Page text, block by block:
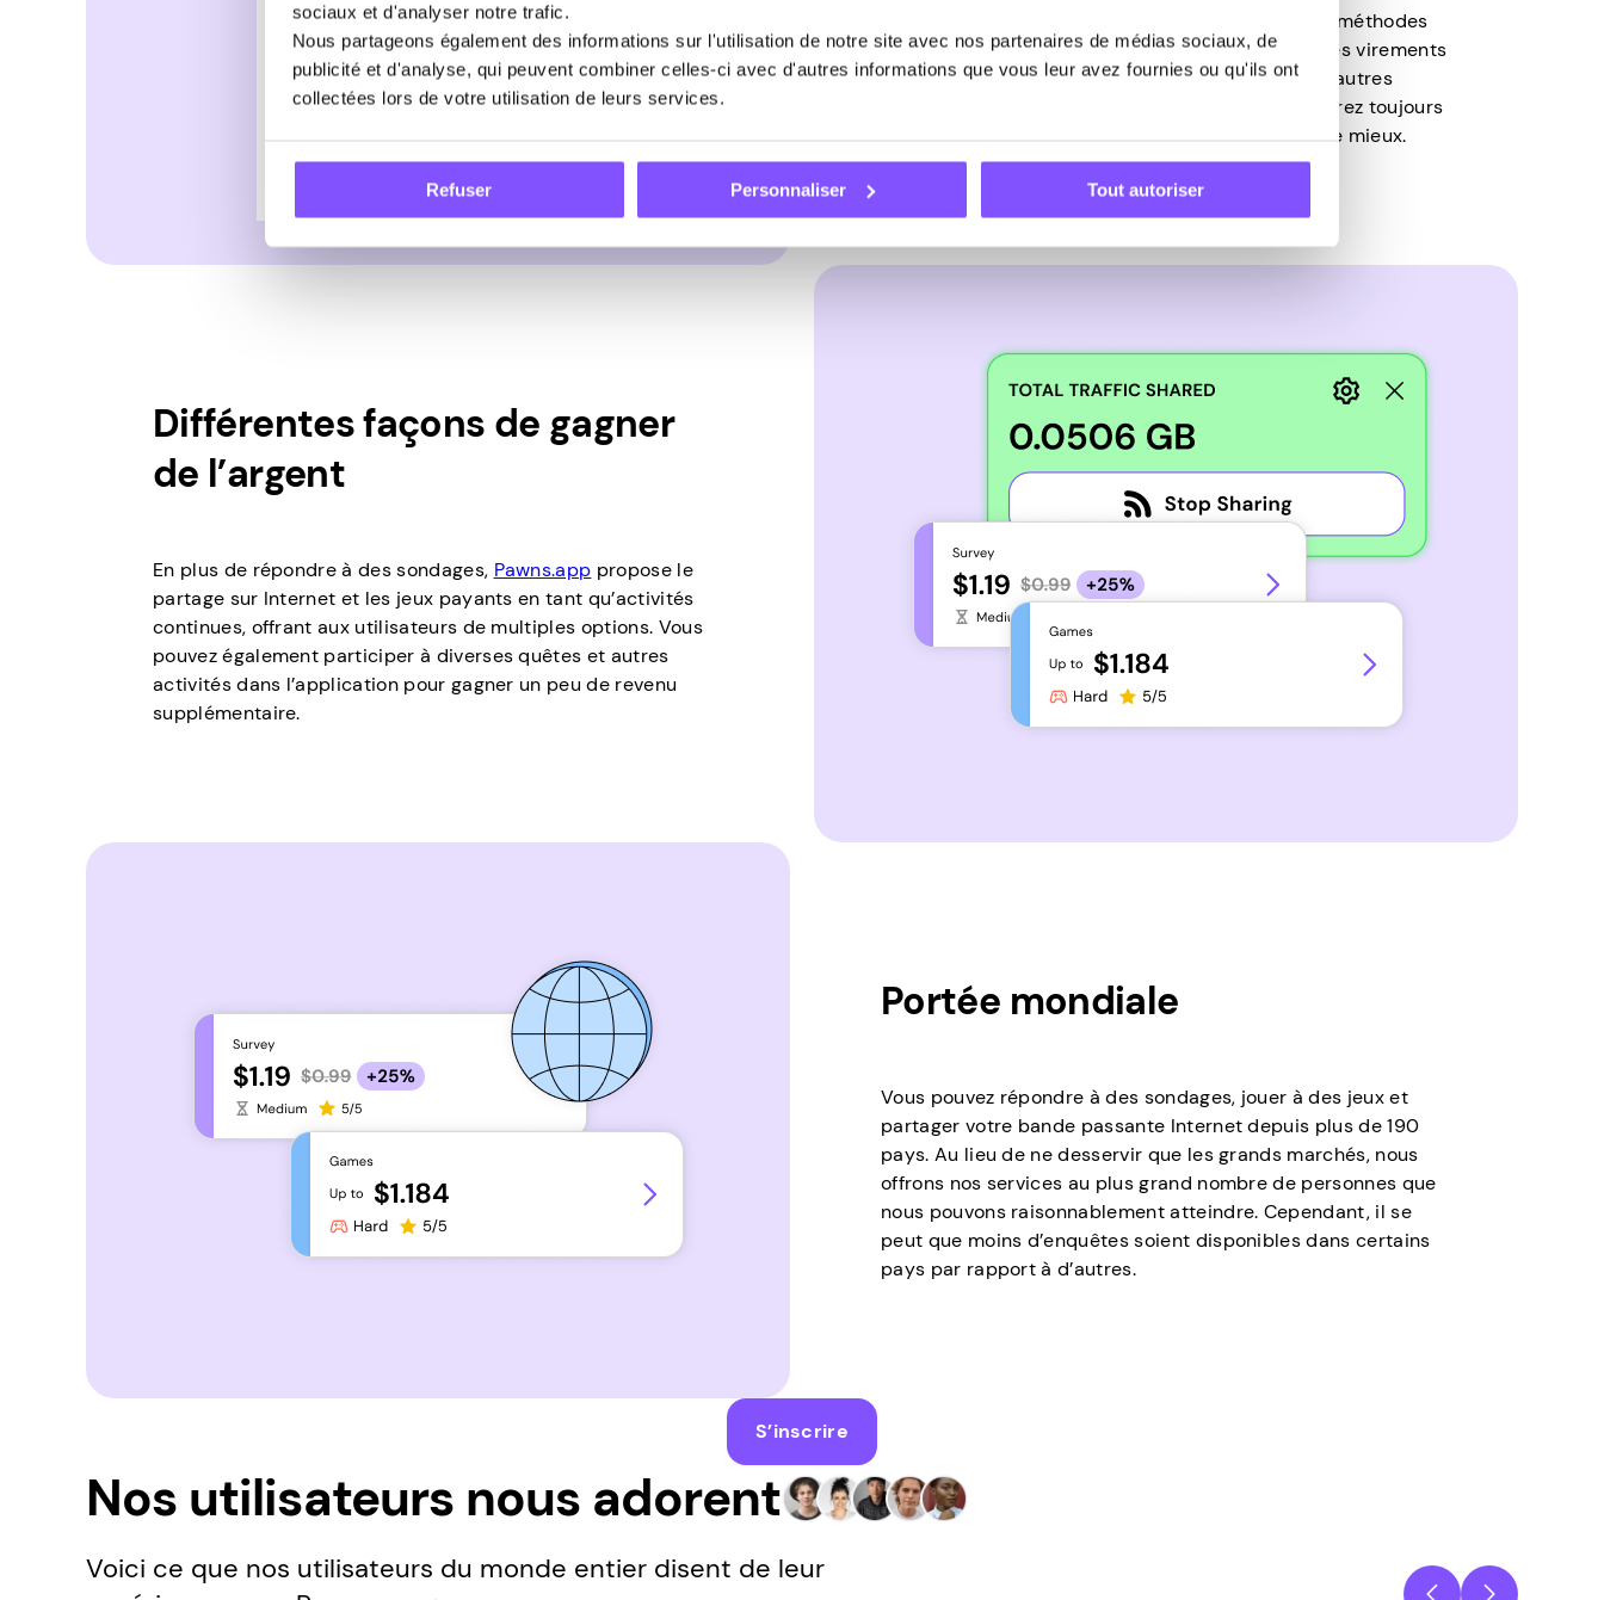
sociaux et d'analyser notre trafic.
Nous partageons également des informations sur l'utilisation de notre site avec nos partenaires de médias sociaux, de
publicité et d'analyse, qui peuvent combiner celles-ci avec d'autres informations que vous leur avez fournies ou qu'ils ont
collectées lors de votre utilisation de leurs services.
Refuser Personnaliser Tout autoriser
offre aux utilisateurs une multitude de méthodes
de paiement, allant du Bitcoin à l’argent PayPal. Les virements
bancaires, les cartes-cadeaux et de nombreuses autres
options sont également disponibles – vous trouverez toujours
les méthodes de paiement qui vous conviennent le mieux.
Différentes façons de gagner
de l’argent
En plus de répondre à des sondages, Pawns.app propose le
partage sur Internet et les jeux payants en tant qu’activités
continues, offrant aux utilisateurs de multiples options. Vous
pouvez également participer à diverses quêtes et autres
activités dans l’application pour gagner un peu de revenu
supplémentaire.
Portée mondiale
Vous pouvez répondre à des sondages, jouer à des jeux et
partager votre bande passante Internet depuis plus de 190
pays. Au lieu de ne desservir que les grands marchés, nous
offrons nos services au plus grand nombre de personnes que
nous pouvons raisonnablement atteindre. Cependant, il se
peut que moins d’enquêtes soient disponibles dans certains
pays par rapport à d’autres.
S’inscrire
Nos utilisateurs nous adorent
Voici ce que nos utilisateurs du monde entier disent de leur